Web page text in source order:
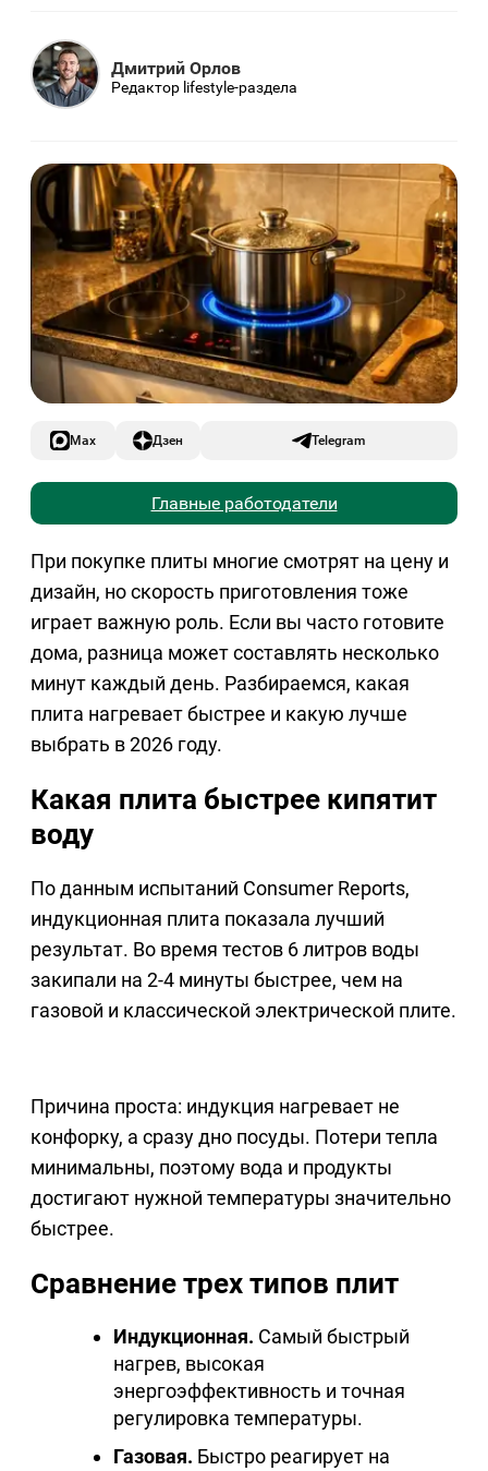
Дмитрий Орлов
Редактор lifestyle-раздела
Max Дзен Telegram
Главные работодатели
При покупке плиты многие смотрят на цену и
дизайн, но скорость приготовления тоже
играет важную роль. Если вы часто готовите
дома, разница может составлять несколько
минут каждый день. Разбираемся, какая
плита нагревает быстрее и какую лучше
выбрать в 2026 году.
Какая плита быстрее кипятит
воду
По данным испытаний Consumer Reports,
индукционная плита показала лучший
результат. Во время тестов 6 литров воды
закипали на 2-4 минуты быстрее, чем на
газовой и классической электрической плите.
Причина проста: индукция нагревает не
конфорку, а сразу дно посуды. Потери тепла
минимальны, поэтому вода и продукты
достигают нужной температуры значительно
быстрее.
Сравнение трех типов плит
Индукционная. Самый быстрый
нагрев, высокая
энергоэффективность и точная
регулировка температуры.
Газовая. Быстро реагирует на